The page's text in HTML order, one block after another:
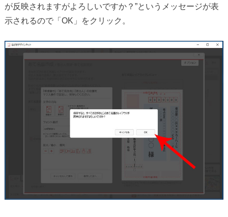
が反映されますがよろしいですか？”というメッセージが表
示されるので「OK」をクリック。